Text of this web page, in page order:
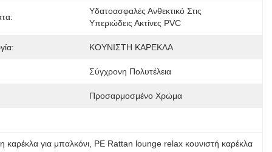
Υδατοασφαλές Ανθεκτικό Στις
Υπεριώδεις Ακτίνες PVC
ΚΟΥΝΙΣΤΗ ΚΑΡΕΚΛΑ
Σύγχρονη Πολυτέλεια
Προσαρμοσμένο Χρώμα
καρέκλα για μπαλκόνι, PE Rattan lounge relax κουνιστή καρέκλα